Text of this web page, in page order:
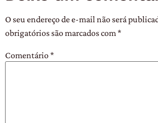
O seu endereço de e-mail não será
obrigatórios são marcados com*
Comentário*